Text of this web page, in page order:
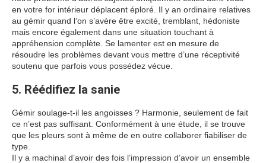
en votre for intérieur déplacent éploré. Il y an ordinaire relatives
au gémir quand l’on s’avère être excité, tremblant, hédoniste
mais encore également dans une situation touchant à
appréhension complète. Se lamenter est en mesure de
résoudre les problèmes devant vous mettre d’une réceptivité
soutenu que parfois vous possédez vécue.
5. Réédifiez la sanie
Gémir soulage-t-il les angoisses ? Harmonie, seulement de fait
ce n’est pas suffisant. Conformément à une étude, il se trouve
que les pleurs sont à même de en outre collaborer fiabiliser de
type.
Il y a machinal d’avoir des fois l’impression d’avoir un ensemble